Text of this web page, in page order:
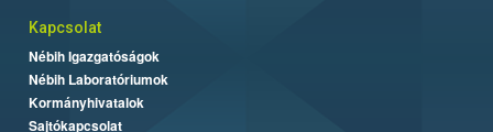
Kapcsolat
Nébih Igazgatóságok
Nébih Laboratóriumok
Kormányhivatalok
Sajtókapcsolat